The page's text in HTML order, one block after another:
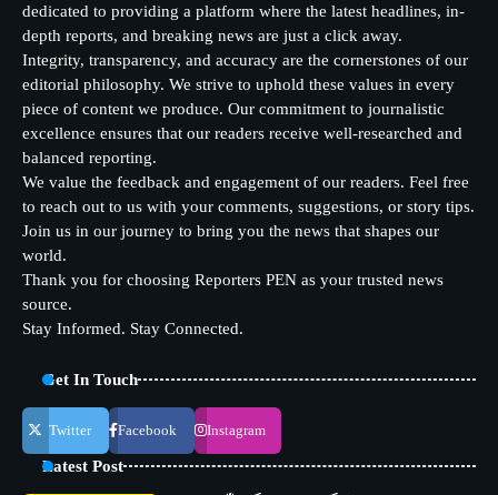
dedicated to providing a platform where the latest headlines, in-
depth reports, and breaking news are just a click away.
Integrity, transparency, and accuracy are the cornerstones of our
editorial philosophy. We strive to uphold these values in every
piece of content we produce. Our commitment to journalistic
excellence ensures that our readers receive well-researched and
balanced reporting.
We value the feedback and engagement of our readers. Feel free
to reach out to us with your comments, suggestions, or story tips.
Join us in our journey to bring you the news that shapes our
world.
Thank you for choosing Reporters PEN as your trusted news
source.
Stay Informed. Stay Connected.
Get In Touch
Twitter Facebook Instagram
Latest Post